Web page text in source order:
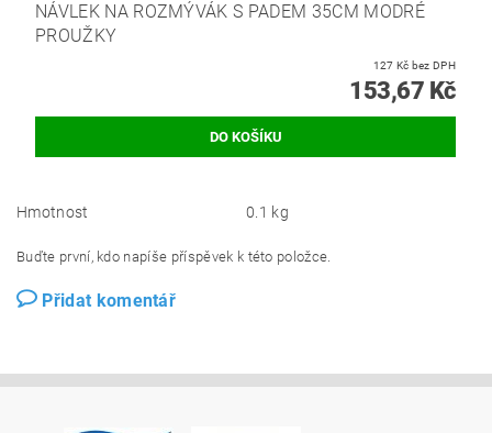
NÁVLEK NA ROZMÝVÁK S PADEM 35CM MODRÉ
PROUŽKY
127 Kč bez DPH
153,67 Kč
Hmotnost 0.1 kg
Buďte první, kdo napíše příspěvek k této položce.
Přidat komentář